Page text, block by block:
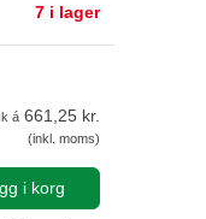
7 i lager
á 661,25 kr.
(inkl. moms)
i korg